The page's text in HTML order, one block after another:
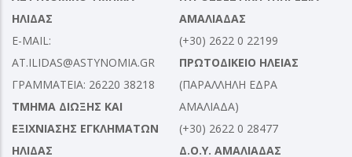
ΗΛΙΔΑΣ
E-MAIL:
AT.ILIDAS@ASTYNOMIA.GR
ΓΡΑΜΜΑΤΕΙΑ: 26220 38218
ΤΜΗΜΑ ΔΙΩΞΗΣ ΚΑΙ
ΕΞΙΧΝΙΑΣΗΣ ΕΓΚΛΗΜΑΤΩΝ
ΗΛΙΔΑΣ
ΑΜΑΛΙΑΔΑΣ
(+30) 2622 0 22199
ΠΡΩΤΟΔΙΚΕΙΟ ΗΛΕΙΑΣ
(ΠΑΡΑΛΛΗΛΗ ΕΔΡΑ
ΑΜΑΛΙΑΔΑ)
(+30) 2622 0 28477
Δ.Ο.Υ. ΑΜΑΛΙΑΔΑΣ